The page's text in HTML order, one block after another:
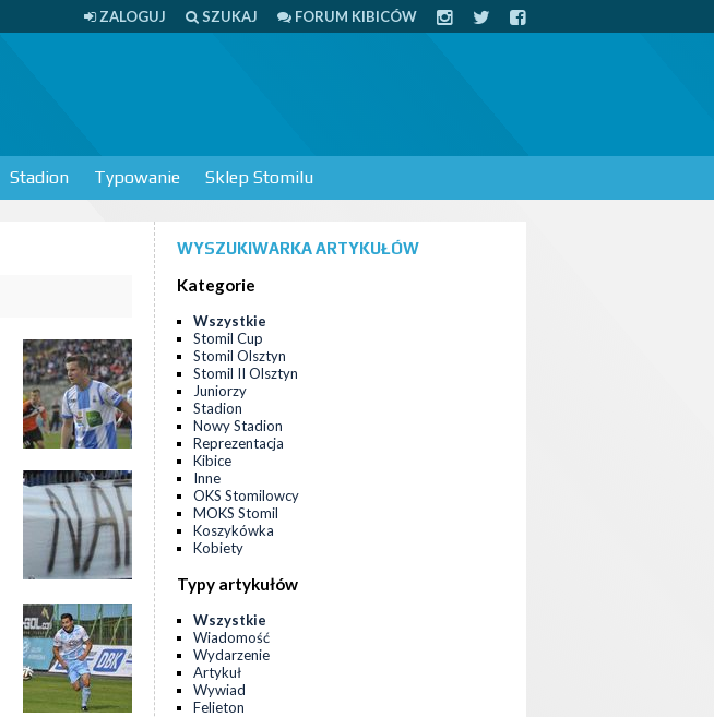
ZALOGUJ SZUKAJ FORUM KIBICÓW
Stadion Typowanie Sklep Stomilu
WYSZUKIWARKA ARTYKUŁÓW
Kategorie
Wszystkie
Stomil Cup
Stomil Olsztyn
Stomil II Olsztyn
Juniorzy
Stadion
Nowy Stadion
Reprezentacja
Kibice
Inne
OKS Stomilowcy
MOKS Stomil
Koszykówka
Kobiety
Typy artykułów
Wszystkie
Wiadomość
Wydarzenie
Artykuł
Wywiad
Felieton